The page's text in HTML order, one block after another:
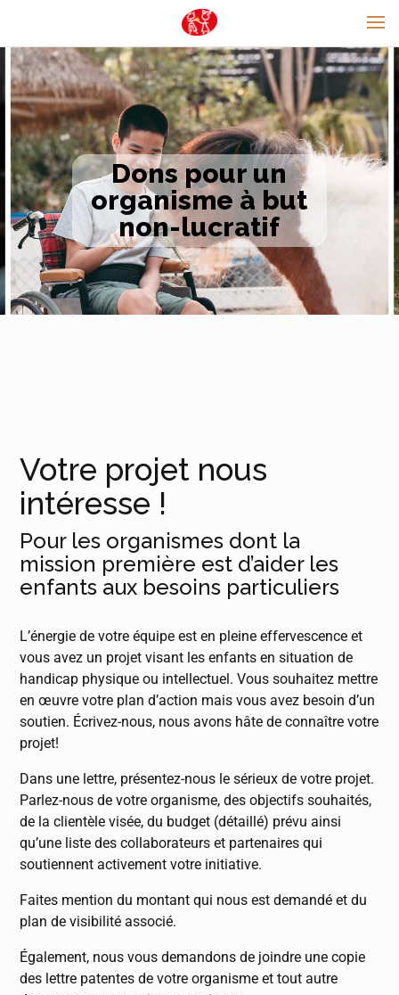
Dons pour un
organisme à but
non-lucratif
Votre projet nous
intéresse !
Pour les organismes dont la
mission première est d’aider les
enfants aux besoins particuliers
L’énergie de votre équipe est en pleine effervescence et
vous avez un projet visant les enfants en situation de
handicap physique ou intellectuel. Vous souhaitez mettre
en œuvre votre plan d’action mais vous avez besoin d’un
soutien. Écrivez-nous, nous avons hâte de connaître votre
projet!
Dans une lettre, présentez-nous le sérieux de votre projet.
Parlez-nous de votre organisme, des objectifs souhaités,
de la clientèle visée, du budget (détaillé) prévu ainsi
qu’une liste des collaborateurs et partenaires qui
soutiennent activement votre initiative.
Faites mention du montant qui nous est demandé et du
plan de visibilité associé.
Également, nous vous demandons de joindre une copie
des lettre patentes de votre organisme et tout autre